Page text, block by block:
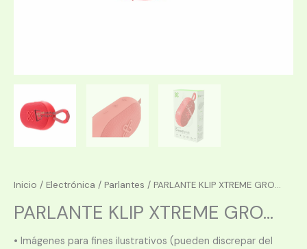
Inicio / Electrónica / Parlantes / PARLANTE KLIP XTREME GRO...
PARLANTE KLIP XTREME GRO...
• Imágenes para fines ilustrativos (pueden discrepar del